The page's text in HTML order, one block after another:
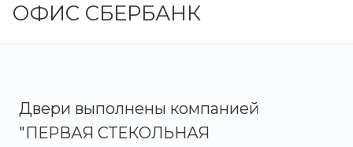
ОФИС СБЕРБАНК
Двери выполнены компанией
"ПЕРВАЯ СТЕКОЛЬНАЯ